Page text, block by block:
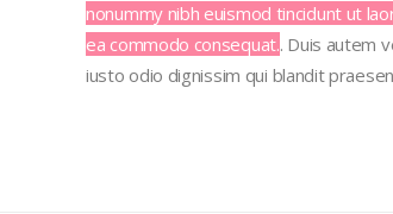
nonummy nibh euismod tincidunt ut
ea commodo consequat.. Duis autem
iusto odio dignissim qui blandit